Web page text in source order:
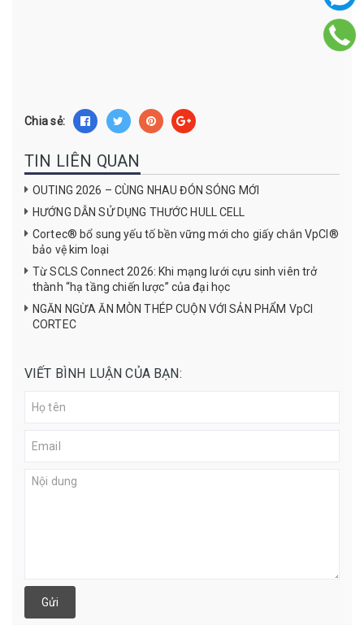
Chia sẻ:
TIN LIÊN QUAN
OUTING 2026 – CÙNG NHAU ĐÓN SÓNG MỚI
HƯỚNG DẪN SỬ DỤNG THƯỚC HULL CELL
Cortec® bổ sung yếu tố bền vững mới cho giấy chắn VpCI®
bảo vệ kim loại
Từ SCLS Connect 2026: Khi mạng lưới cựu sinh viên trở
thành “hạ tầng chiến lược” của đại học
NGĂN NGỪA ĂN MÒN THÉP CUỘN VỚI SẢN PHẨM VpCI
CORTEC
VIẾT BÌNH LUẬN CỦA BẠN:
Gửi